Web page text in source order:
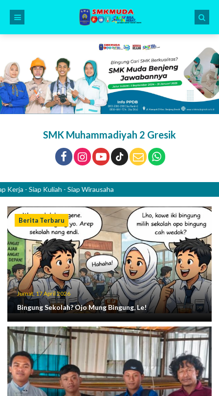
SMK Muhammadiyah 2 Gresik
- Siap Kuliah - Siap Wirausaha
Berita Terbaru
Jumat, 17 April 2026
Bingung Sekolah? Ojo Mung Bingung, Le!